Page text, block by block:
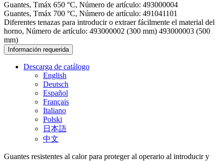
Guantes, Tmáx 650 °C, Número de artículo: 493000004
Guantes, Tmáx 700 °C, Número de artículo: 491041101
Diferentes tenazas para introducir o extraer fácilmente el material del
horno, Número de artículo: 493000002 (300 mm) 493000003 (500
mm)
Información requerida
Descarga de catálogo
English
Deutsch
Español
Français
Italiano
Polski
日本語
中文
Guantes resistentes al calor para proteger al operario al introducir y